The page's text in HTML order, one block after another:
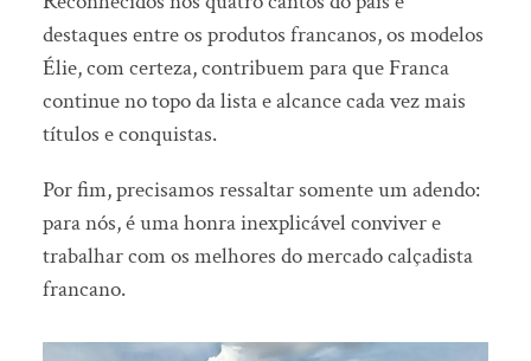
destaques entre os produtos francanos, os modelos
Élie, com certeza, contribuem para que Franca
continue no topo da lista e alcance cada vez mais
títulos e conquistas.
Por fim, precisamos ressaltar somente um adendo:
para nós, é uma honra inexplicável conviver e
trabalhar com os melhores do mercado calçadista
francano.